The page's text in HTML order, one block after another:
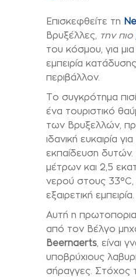
Επισκεφθείτε τη
Βρυξέλλες, την πιο
του κόσμου, για
εμπειρία
περιβάλλον.
Το συγκρότημα
ένα τουριστικό
των Βρυξελλών,
ιδανική ευκαιρία
εκπαίδευση
μέτρων και 2,5
νερού στους 33°C,
εξαιρετική εμπειρία.
Αυτή η
από τον Βέλγο
Beernaerts, είναι
υποβρύχιους
σήραγγες. Στόχος